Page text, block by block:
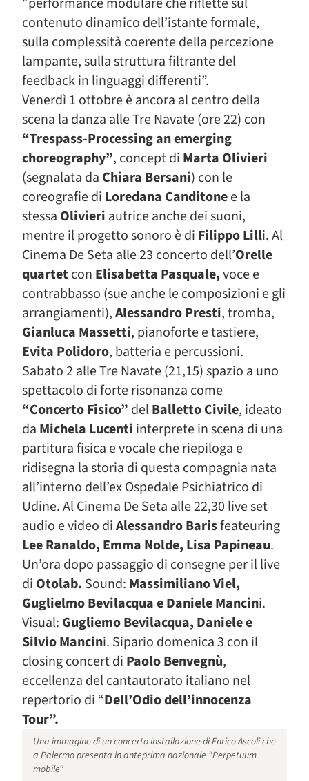
contenuto dinamico dell’istante formale,
sulla complessità coerente della percezione
lampante, sulla struttura filtrante del
feedback in linguaggi differenti”.
Venerdì 1 ottobre è ancora al centro della
scena la danza alle Tre Navate (ore 22) con
“Trespass-Processing an emerging
choreography”, concept di Marta Olivieri
(segnalata da Chiara Bersani) con le
coreografie di Loredana Canditonee la
stessa Olivieri autrice anche dei suoni,
mentre il progetto sonoro è di Filippo Lilli. Al
Cinema De Seta alle 23 concerto dell’Orelle
quartetcon Elisabetta Pasquale,voce e
contrabbasso (sue anche le composizioni e gli
arrangiamenti),Alessandro Presti, tromba,
Gianluca Massetti, pianoforte e tastiere,
Evita Polidoro, batteria e percussioni.
Sabato 2 alle Tre Navate (21,15) spazio a uno
spettacolo di forte risonanza come
“Concerto Fisico” delBalletto Civile, ideato
da Michela Lucenti interprete in scena di una
partitura fisica e vocale che riepiloga e
ridisegna la storia di questa compagnia nata
all’interno dell’ex Ospedale Psichiatrico di
Udine. Al Cinema De Seta alle 22,30 live set
audio e video diAlessandro Barisfeateuring
Lee Ranaldo, Emma Nolde, Lisa Papineau.
Un’ora dopo passaggio di consegne per il live
di Otolab. Sound: Massimiliano Viel,
Guglielmo Bevilacqua e Daniele Mancini.
Visual: Gugliemo Bevilacqua, Daniele e
Silvio Mancini. Sipario domenica 3 con il
closing concert di Paolo Benvegnù,
eccellenza del cantautorato italiano nel
repertorio di “Dell’Odio dell’innocenza
Tour”.
Una immagine di un concerto installazione di Enrico Ascoli che
a Palermo presenta in anteprima nazionale “Perpetuum
mobile”